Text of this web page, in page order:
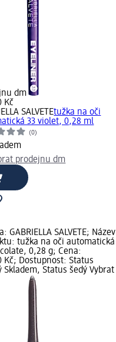
dm
Kč
SALVETEtužka na oči
33 violet, 0,28 ml
(0)
prodejnu dm
GABRIELLA SALVETE; Název
tužka na oči automatická
0,28 g; Cena:
Kč; Dostupnost: Status
Skladem, Status šedý Vybrat